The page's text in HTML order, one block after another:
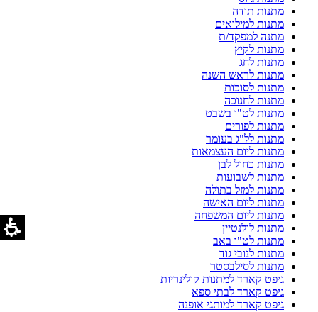
מתנות תודה
מתנות למילואים
מתנה למפקד/ת
מתנות לקיץ
מתנות לחג
מתנות לראש השנה
מתנות לסוכות
מתנות לחנוכה
מתנות לט"ו בשבט
מתנות לפורים
מתנות לל"ג בעומר
מתנות ליום העצמאות
מתנות כחול לבן
מתנות לשבועות
מתנות למזל בתולה
מתנות ליום האישה
מתנות ליום המשפחה
מתנות לולנטיין
מתנות לט"ו באב
מתנות לנובי גוד
מתנות לסילבסטר
גיפט קארד למתנות קולינריות
גיפט קארד לבתי ספא
גיפט קארד למותגי אופנה